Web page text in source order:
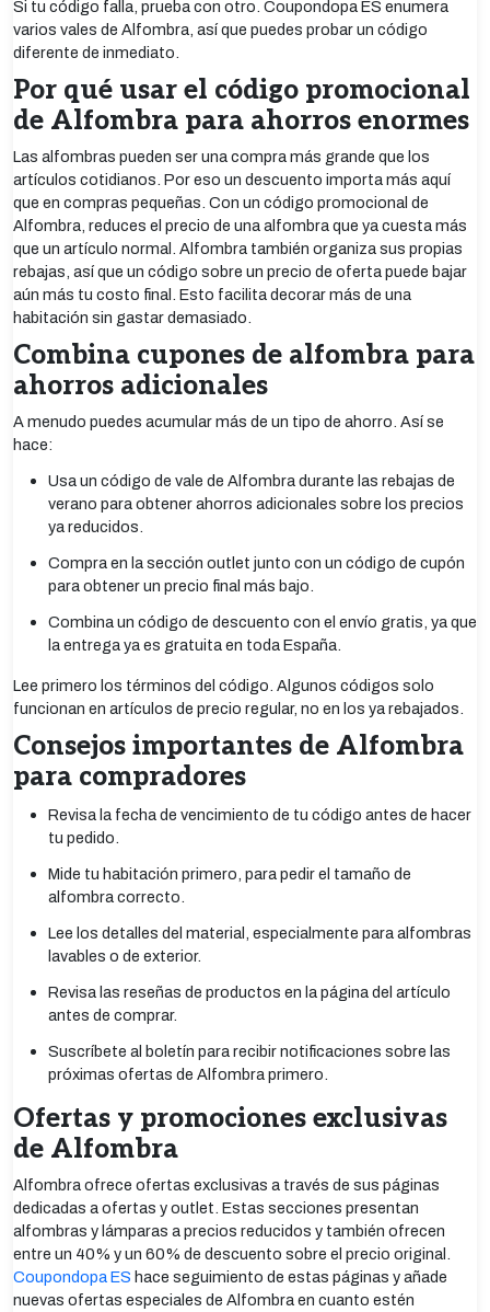
Si tu código falla, prueba con otro. Coupondopa ES enumera
varios vales de Alfombra, así que puedes probar un código
diferente de inmediato.
Por qué usar el código promocional
de Alfombra para ahorros enormes
Las alfombras pueden ser una compra más grande que los
artículos cotidianos. Por eso un descuento importa más aquí
que en compras pequeñas. Con un código promocional de
Alfombra, reduces el precio de una alfombra que ya cuesta más
que un artículo normal. Alfombra también organiza sus propias
rebajas, así que un código sobre un precio de oferta puede bajar
aún más tu costo final. Esto facilita decorar más de una
habitación sin gastar demasiado.
Combina cupones de alfombra para
ahorros adicionales
A menudo puedes acumular más de un tipo de ahorro. Así se
hace:
Usa un código de vale de Alfombra durante las rebajas de
verano para obtener ahorros adicionales sobre los precios
ya reducidos.
Compra en la sección outlet junto con un código de cupón
para obtener un precio final más bajo.
Combina un código de descuento con el envío gratis, ya que
la entrega ya es gratuita en toda España.
Lee primero los términos del código. Algunos códigos solo
funcionan en artículos de precio regular, no en los ya rebajados.
Consejos importantes de Alfombra
para compradores
Revisa la fecha de vencimiento de tu código antes de hacer
tu pedido.
Mide tu habitación primero, para pedir el tamaño de
alfombra correcto.
Lee los detalles del material, especialmente para alfombras
lavables o de exterior.
Revisa las reseñas de productos en la página del artículo
antes de comprar.
Suscríbete al boletín para recibir notificaciones sobre las
próximas ofertas de Alfombra primero.
Ofertas y promociones exclusivas
de Alfombra
Alfombra ofrece ofertas exclusivas a través de sus páginas
dedicadas a ofertas y outlet. Estas secciones presentan
alfombras y lámparas a precios reducidos y también ofrecen
entre un 40% y un 60% de descuento sobre el precio original.
Coupondopa ES hace seguimiento de estas páginas y añade
nuevas ofertas especiales de Alfombra en cuanto estén